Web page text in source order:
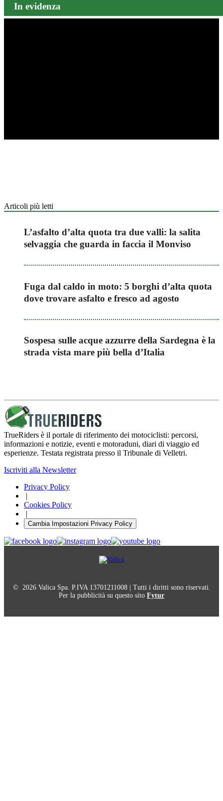
In evidenza
Articoli più letti
L’asfalto d’alta quota tra due valli: la salita
selvaggia che guarda in faccia il Monviso
Fuga dal caldo in moto: 5 borghi d’alta quota
dove trovare asfalto e fresco ad agosto
Sospesa sulle acque azzurre della Sardegna è la
strada vista mare più bella d’Italia
TrueRiders è il portale di riferimento dei motociclisti: percorsi,
informazioni e notizie, eventi e motoraduni, diari di viaggio ed
esperienze. Testata registrata presso il Tribunale di Velletri.
Iscriviti alla Newsletter
Privacy Policy
|
Cookies Policy
|
Cambia Impostazioni Privacy Policy
© 2026 Valica Spa. P.IVA 13701211008 | Tutti i diritti sono riservati.
Per la pubblicità su questo sito Fytur